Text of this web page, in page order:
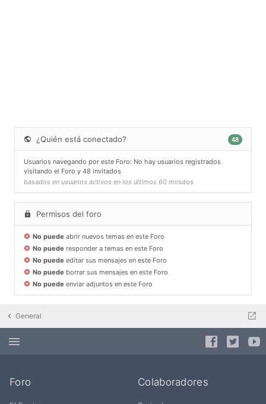
¿Quién está conectado? 48
Usuarios navegando por este Foro: No hay usuarios registrados
visitando el Foro y 48 invitados
basados en usuarios activos en los últimos 60 minutos
Permisos del foro
No puede abrir nuevos temas en este Foro
No puede responder a temas en este Foro
No puede editar sus mensajes en este Foro
No puede borrar sus mensajes en este Foro
No puede enviar adjuntos en este Foro
General
Foro Colaboradores